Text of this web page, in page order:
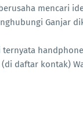
mencari
Ganjar
ternyata
daftar kontak)